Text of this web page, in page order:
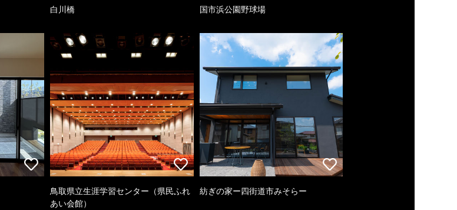
白川橋 国市浜公園野球場
鳥取県立生涯学習センター（県民ふれ
あい会館）
紡ぎの家ー四街道市みそらー